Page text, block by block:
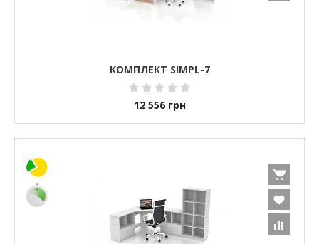
КОМПЛЕКТ SIMPL-7
12 556 грн